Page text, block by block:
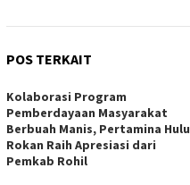
POS TERKAIT
Kolaborasi Program
Pemberdayaan Masyarakat
Berbuah Manis, Pertamina Hulu
Rokan Raih Apresiasi dari
Pemkab Rohil